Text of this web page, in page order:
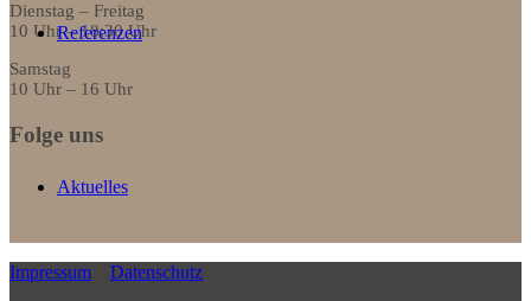
Referenzen
Aktuelles
Dienstag – Freitag
10 Uhr – 18:30 Uhr
Samstag
10 Uhr – 16 Uhr
Folge uns
Impressum
Datenschutz